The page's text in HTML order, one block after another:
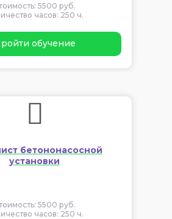
5500 руб.
часов: 250 ч.
обучение
бетононасосной
установки
5500 руб.
часов: 250 ч.